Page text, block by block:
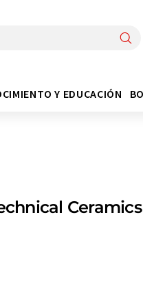
Y EDUCACIÓN
Ceramics